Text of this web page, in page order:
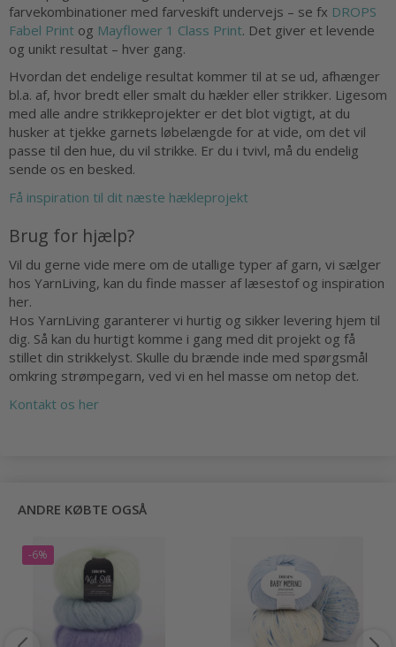
farvekombinationer med farveskift undervejs – se fx DROPS
Fabel Print og Mayflower 1 Class Print. Det giver et levende
og unikt resultat – hver gang.
Hvordan det endelige resultat kommer til at se ud, afhænger
bl.a. af, hvor bredt eller smalt du hækler eller strikker. Ligesom
med alle andre strikkeprojekter er det blot vigtigt, at du
husker at tjekke garnets løbelængde for at vide, om det vil
passe til den hue, du vil strikke. Er du i tvivl, må du endelig
sende os en besked.
Få inspiration til dit næste hækleprojekt
Brug for hjælp?
Vil du gerne vide mere om de utallige typer af garn, vi sælger
hos YarnLiving, kan du finde masser af læsestof og inspiration
her.
Hos YarnLiving garanterer vi hurtig og sikker levering hjem til
dig. Så kan du hurtigt komme i gang med dit projekt og få
stillet din strikkelyst. Skulle du brænde inde med spørgsmål
omkring strømpegarn, ved vi en hel masse om netop det.
Kontakt os her
ANDRE KØBTE OGSÅ
-6%